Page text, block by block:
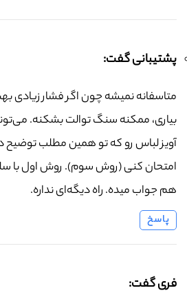
پشتیبانی گفت:
متاسفانه نمیشه چون اگر فشار زیادی
بیاری، ممکنه سنگ توالت بشکنه.
آویز لباس رو که تو همین مطلب توضیح
امتحان کنی (روش سوم). روش اول با
هم جواب میده. راه دیگه‌ای نداره.
پاسخ
فری گفت: